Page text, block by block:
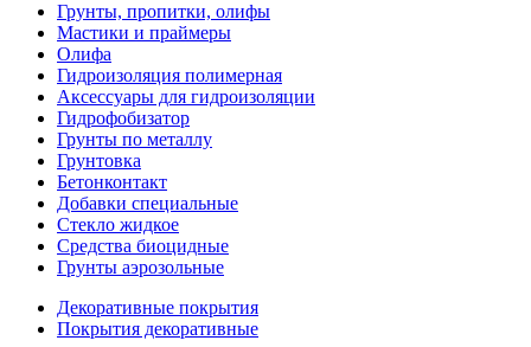
Грунты, пропитки, олифы
Мастики и праймеры
Олифа
Гидроизоляция полимерная
Аксессуары для гидроизоляции
Гидрофобизатор
Грунты по металлу
Грунтовка
Бетонконтакт
Добавки специальные
Стекло жидкое
Средства биоцидные
Грунты аэрозольные
Декоративные покрытия
Покрытия декоративные